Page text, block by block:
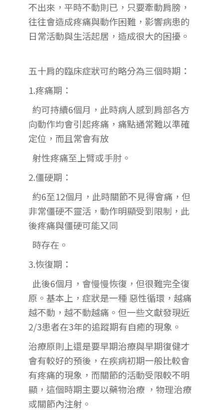
不出來，平時不動則已，只要牽動肩膀，
往往會造成疼痛與動作困難，影響病患的
日常活動與生活起居，造成很大的困擾。
五十肩的臨床症狀可約略分為三個時期：
1.疼痛期：
約可持續6個月，此時病人感到肩部各方
向動作均會引起疼痛，痛點通常難以準確
定位，而且常會有放
射性疼痛至上臂或手肘。
2.僵硬期：
約6至12個月，此時關節不見得會痛，但
非常僵硬不靈活，動作明顯受到限制，此
後疼痛與僵硬可能又同
時存在。
3.恢復期：
此後6個月，會慢慢恢復，但很難完全復
原。基本上，症狀是一種 惡性循環，越痛
越不動，越不動越痛。但一些文獻發現近
2/3患者在3年的追蹤期有自癒的現象。
治療原則上還是要早期治療與早期復健才
會有較好的預後，在疾病初期一般比較會
有疼痛的現象，而關節的活動受限較不明
顯，這個時期主要以藥物治療 ，物理治療
或關節內注射。